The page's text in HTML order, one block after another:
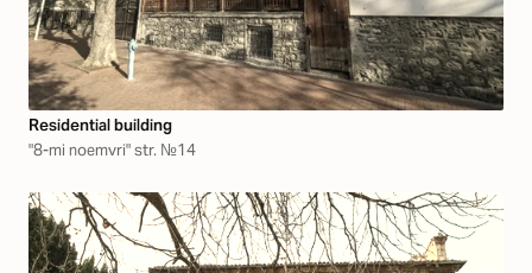
Residential building
"8-mi noemvri" str. №14